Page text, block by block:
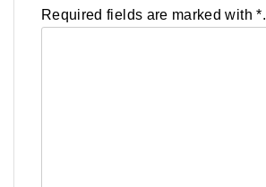
Required fields are marked with *.